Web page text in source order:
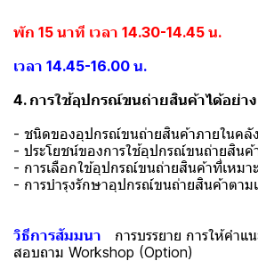
พัก 15 นาที เวลา 14.30-14.45 น.
เวลา 14.45-16.00 น.
4. การใช้อุปกรณ์ขนถ่ายสินค้าได้อย่าง
- ชนิดของอุปกรณ์ขนถ่ายสินค้าภายในคลั
- ประโยชน์ของการใช้อุปกรณ์ขนถ่ายสินค้
- การเลือกใข้อุปกรณ์ขนถ่ายสินค้าที่เหมา
- การบำรุงรักษาอุปกรณ์ขนถ่ายสินค้าตาม
วิธีการสัมมนา การบรรยาย การให้คำแ
สอบถาม Workshop (Option)